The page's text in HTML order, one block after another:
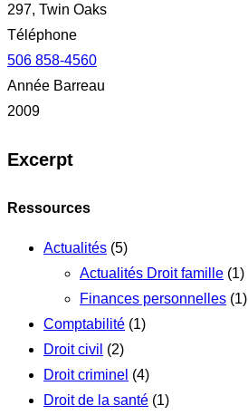
297, Twin Oaks
Téléphone
506 858-4560
Année Barreau
2009
Excerpt
Ressources
Actualités (5)
Actualités Droit famille (1)
Finances personnelles (1)
Comptabilité (1)
Droit civil (2)
Droit criminel (4)
Droit de la santé (1)